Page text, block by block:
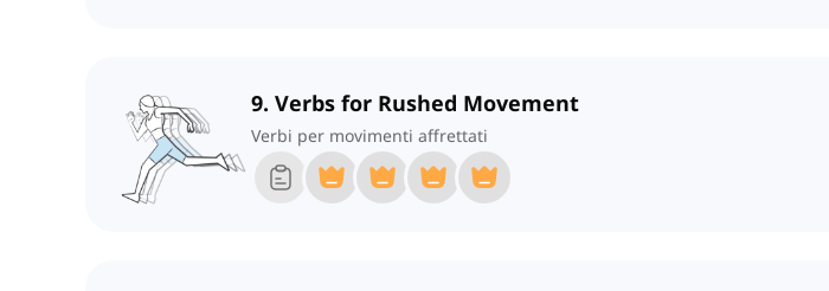
9. Verbs for Rushed Movement
Verbi per movimenti affrettati